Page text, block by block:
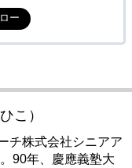
ー
こ）
チ株式会社シニアア
90年、慶應義塾大